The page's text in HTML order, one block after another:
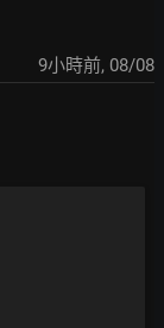
9小時前, 08/08